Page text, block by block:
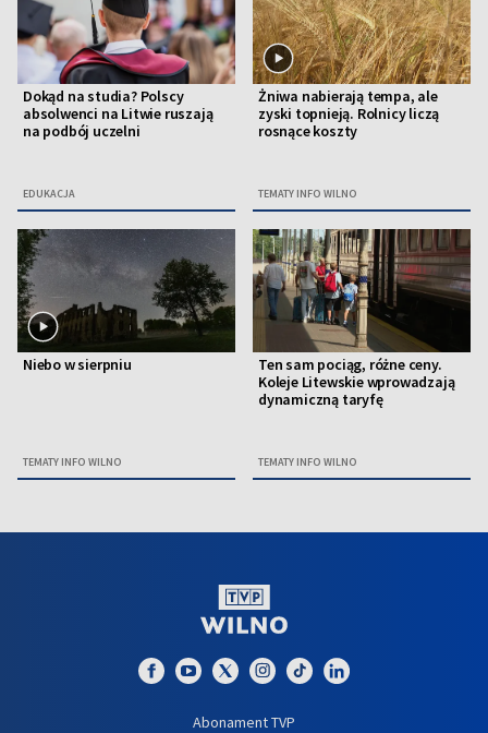
Dokąd na studia? Polscy
absolwenci na Litwie ruszają
na podbój uczelni
EDUKACJA
Żniwa nabierają tempa, ale
zyski topnieją. Rolnicy liczą
rosnące koszty
TEMATY INFO WILNO
Niebo w sierpniu
TEMATY INFO WILNO
Ten sam pociąg, różne ceny.
Koleje Litewskie wprowadzają
dynamiczną taryfę
TEMATY INFO WILNO
Abonament TVP